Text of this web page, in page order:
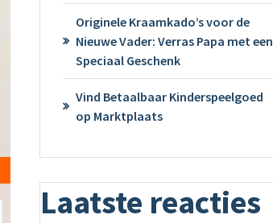
Originele Kraamkado’s voor de
Nieuwe Vader: Verras Papa met een
Speciaal Geschenk
Vind Betaalbaar Kinderspeelgoed
op Marktplaats
Laatste reacties